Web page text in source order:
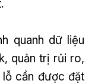
quanh dữ liệu
quản trị rủi ro,
cần được đặt